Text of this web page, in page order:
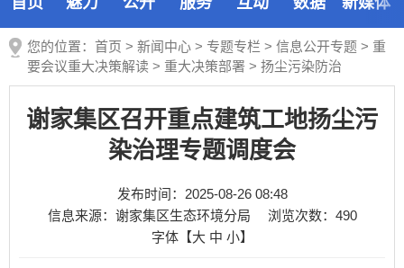
您的位置： 首页 > 新闻中心 > 专题专栏 > 信息公开专题 > 重
要会议重大决策解读 > 重大决策部署 > 扬尘污染防治
谢家集区召开重点建筑工地扬尘污
染治理专题调度会
发布时间：2025-08-26 08:48
信息来源：谢家集区生态环境分局
浏览次数： 490
字体【大 中 小】